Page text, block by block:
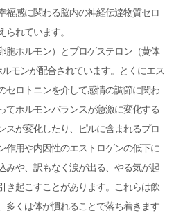
福感に関わる脳内の神経伝達物質セロ
られています。
胞ホルモン）とプロゲステロン（黄体
モンが配合されています。とくにエス
セロトニンを介して感情の調節に関わ
てホルモンバランスが急激に変化する
スが変化したり、ピルに含まれるプロ
作用や内因性のエストロゲンの低下に
みや、訳もなく涙が出る、やる気が起
き起こすことがあります。これらは飲
多くは体が慣れることで落ち着きます